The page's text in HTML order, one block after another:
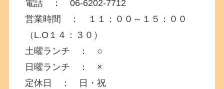
電話 ： 06-6202-7712
営業時間 ： １１：００～１５：００
（L.O１４：３０）
土曜ランチ ： ○
日曜ランチ ： ×
定休日 ： 日・祝